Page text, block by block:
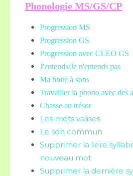
Phonologie MS/GS/CP
Progression MS
Progression GS
Progression avec CLEO GS
J'entends/Je n'entends pas
Ma boite à sons
Travailler la phono avec des
Chasse au trésor
Les mots valises
Le son commun
Supprimer la 1ere
nouveau mot
Supprimer la dernière